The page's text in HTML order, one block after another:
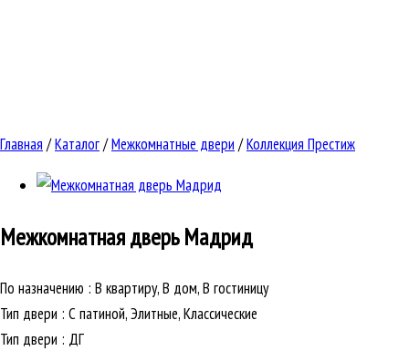
Главная /Каталог/Межкомнатные двери /Коллекция Престиж
Межкомнатная дверь Мадрид
По назначению : В квартиру, В дом, В гостиницу
Тип двери : С патиной, Элитные, Классические
Тип двери : ДГ